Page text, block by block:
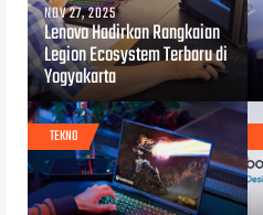
NOV 27, 2025
Lenovo Hadirkan Rangkaian
Legion Ecosystem Terbaru di
Yogyakarta
TEKNO